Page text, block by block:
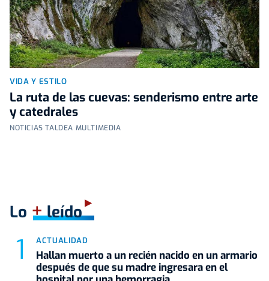
VIDA Y ESTILO
La ruta de las cuevas: senderismo entre arte
y catedrales
NOTICIAS TALDEA MULTIMEDIA
Lo +leído
ACTUALIDAD
Hallan muerto a un recién nacido en un armario
después de que su madre ingresara en el